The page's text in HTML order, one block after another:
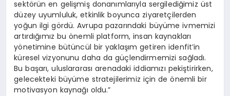
sektörün en gelişmiş donanımlarıyla sergilediğimiz üst
düzey uyumluluk, etkinlik boyunca ziyaretçilerden
yoğun ilgi gördü. Avrupa pazarındaki büyüme ivmemizi
artırdığımız bu önemli platform, insan kaynakları
yönetimine bütüncül bir yaklaşım getiren idenfit’in
küresel vizyonunu daha da güçlendirmemizi sağladı.
Bu başarı, uluslararası arenadaki iddiamızı pekiştirirken,
gelecekteki büyüme stratejilerimiz için de önemli bir
motivasyon kaynağı oldu.”